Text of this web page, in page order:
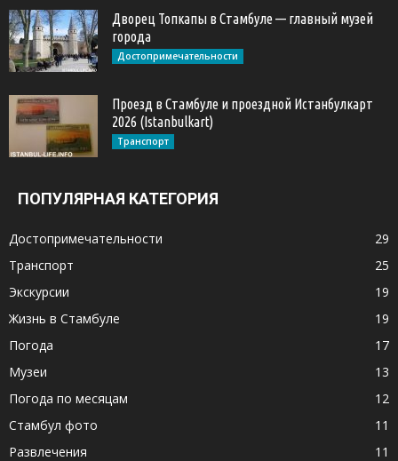
Дворец Топкапы в Стамбуле — главный музей
города
Достопримечательности
Проезд в Стамбуле и проездной Истанбулкарт
2026 (Istanbulkart)
Транспорт
ПОПУЛЯРНАЯ КАТЕГОРИЯ
Достопримечательности
29
Транспорт
25
Экскурсии
19
Жизнь в Стамбуле
19
Погода
17
Музеи
13
Погода по месяцам
12
Стамбул фото
11
Развлечения
11